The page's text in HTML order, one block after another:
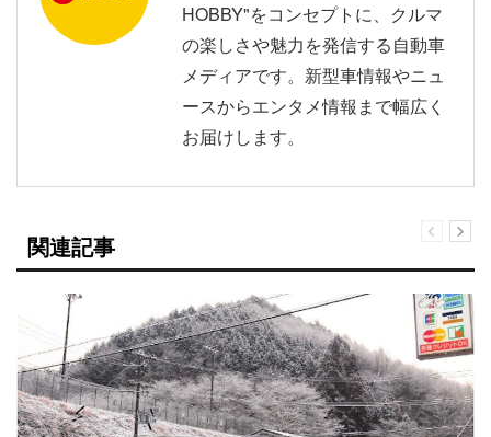
HOBBY"をコンセプトに、クルマ
の楽しさや魅力を発信する自動車
メディアです。新型車情報やニュ
ースからエンタメ情報まで幅広く
お届けします。
関連記事